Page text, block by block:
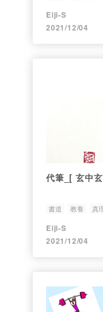
Eiji-S
2021/12/04
代筆_[ 玄中
書道 教養 真
Eiji-S
2021/12/04